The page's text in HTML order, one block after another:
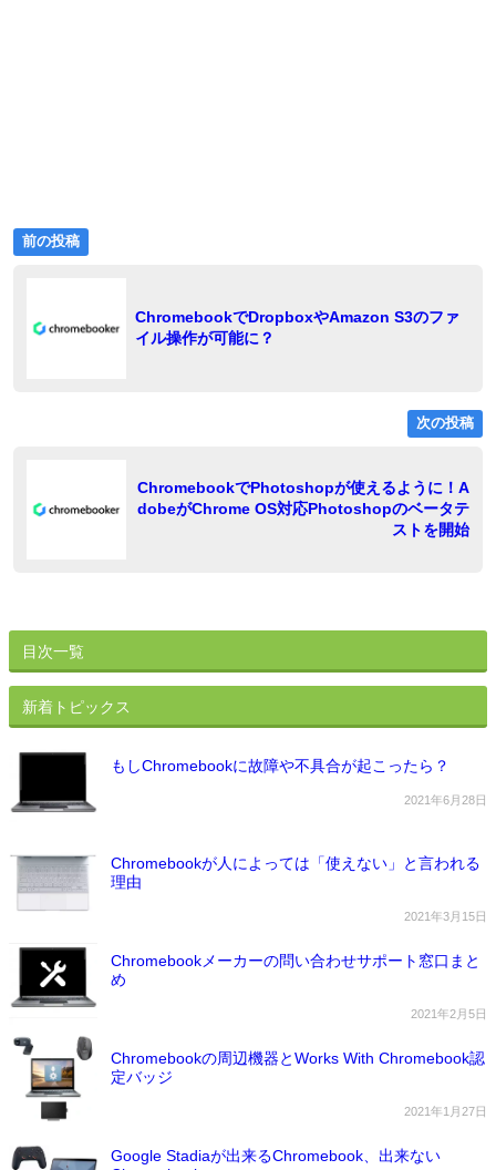
投
ナ
前の投稿
の
ChromebookでDropboxやAmazon S3のファ
イル操作が可能に？
次の投稿
ChromebookでPhotoshopが使えるように！A
dobeがChrome OS対応Photoshopのベータテ
ストを開始
目次一覧
新着トピックス
もしChromebookに故障や不具合が起こったら？
2021年6月28日
Chromebookが人によっては「使えない」と言われる
理由
2021年3月15日
Chromebookメーカーの問い合わせサポート窓口まと
め
2021年2月5日
Chromebookの周辺機器とWorks With Chromebook認
定バッジ
2021年1月27日
Google Stadiaが出来るChromebook、出来ない